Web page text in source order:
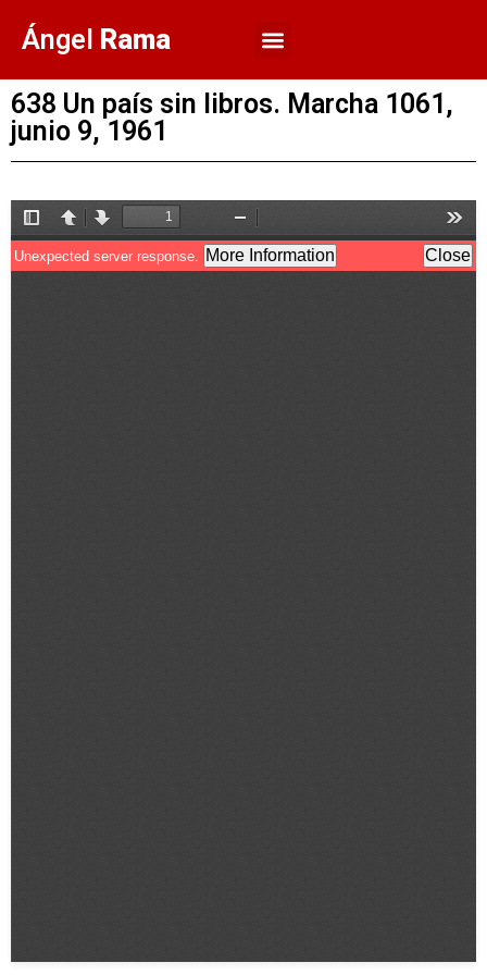
Ángel Rama
638 Un país sin libros. Marcha 1061,
junio 9, 1961